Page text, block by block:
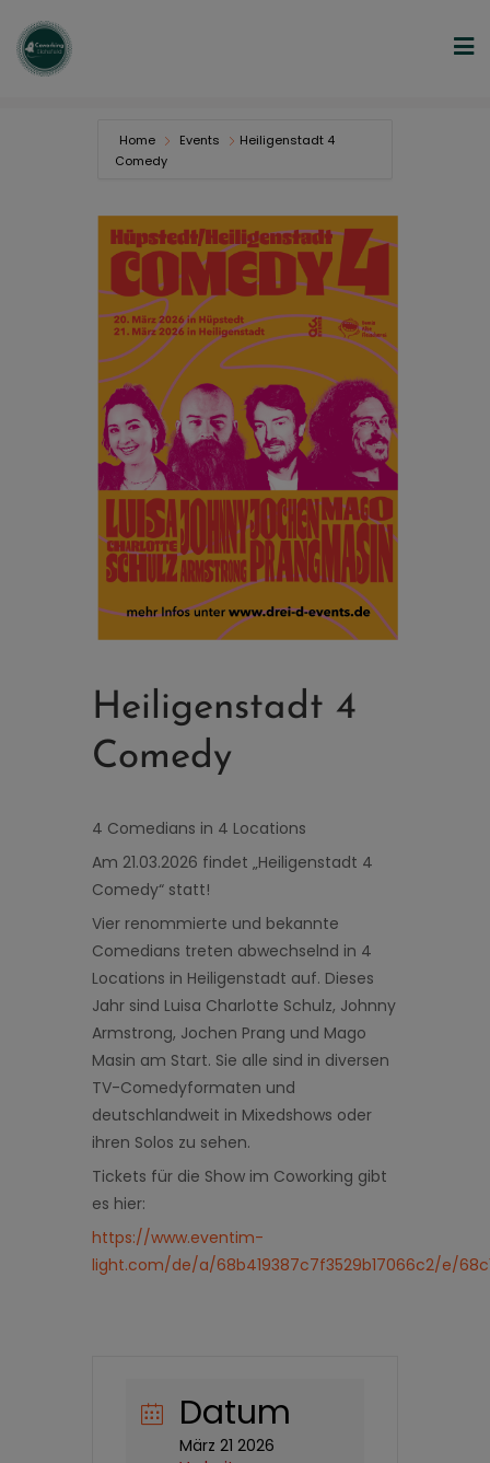
Home Events
Heiligenstadt 4
Comedy
Heiligenstadt 4
Comedy
4 Comedians in 4 Locations
Am 21.03.2026 findet „Heiligenstadt 4
Comedy“ statt!
Vier renommierte und bekannte
Comedians treten abwechselnd in 4
Locations in Heiligenstadt auf. Dieses
Jahr sind Luisa Charlotte Schulz, Johnny
Armstrong, Jochen Prang und Mago
Masin am Start. Sie alle sind in diversen
TV-Comedyformaten und
deutschlandweit in Mixedshows oder
ihren Solos zu sehen.
Tickets für die Show im Coworking gibt
es hier:
https://www.eventim-
light.com/de/a/68b419387c7f3529b17066c2/e/
Datum
März 21 2026